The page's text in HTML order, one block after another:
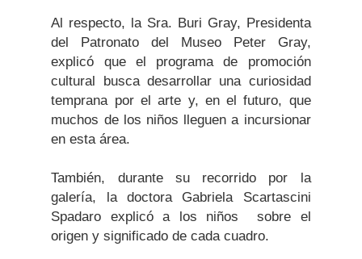
Al respecto, la Sra. Buri Gray, Presidenta
del Patronato del Museo Peter Gray,
explicó que el programa de promoción
cultural busca desarrollar una curiosidad
temprana por el arte y, en el futuro, que
muchos de los niños lleguen a incursionar
en esta área.
También, durante su recorrido por la
galería, la doctora Gabriela Scartascini
Spadaro explicó a los niños sobre el
origen y significado de cada cuadro.